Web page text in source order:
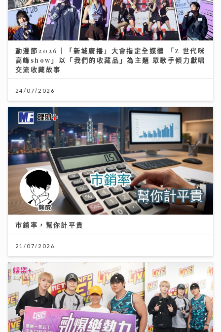
動漫節2026｜「新城廣播」大會指定全媒體 「Z 世代咪
高峰show」以「我們的收藏品」為主題 眾歌手傾力獻唱
交流收藏故事
24/07/2026
市銷率，幫你計平貴
21/07/2026